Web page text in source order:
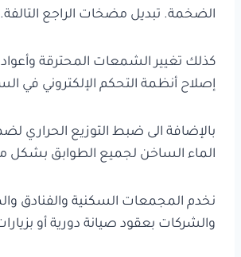
الضخمة. تبديل مضخات الراجع التالفة.
كذلك تغيير الشمعات المحترقة
إصلاح أنظمة التحكم الإلكتروني في
بالإضافة الى ضبط التوزيع الحراري
الماء الساخن لجميع الطوابق بشكل
نخدم المجمعات السكنية والفنادق
والشركات بعقود صيانة دورية أو